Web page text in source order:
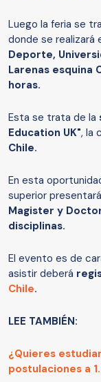
Luego la feria se
donde se realizará
Deporte,
Larenas esquina
horas.
Esta se trata de la
Education UK", la
Chile.
En esta
superior
Magister y
disciplinas.
El evento es de
asistir deberá
Chile.
LEE TAMBIÉN:
¿Quieres
postulaciones a